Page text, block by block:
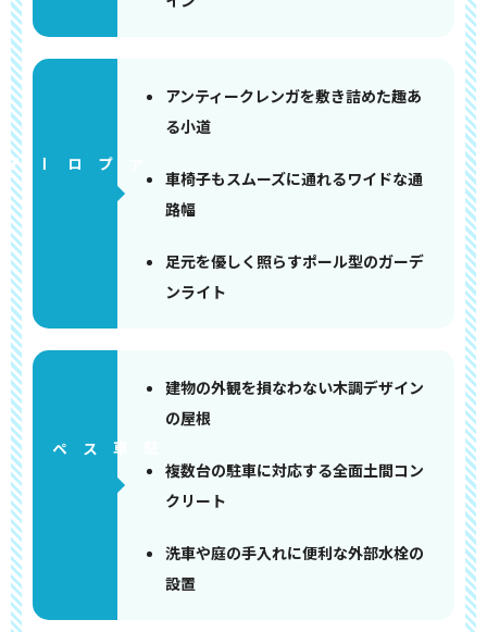
アプローチ
アンティークレンガを敷き詰めた趣あ
る小道
車椅子もスムーズに通れるワイドな通
路幅
足元を優しく照らすポール型のガーデ
ンライト
建物の外観を損なわない木調デザイン
の屋根
複数台の駐車に対応する全面土間コン
クリート
洗車や庭の手入れに便利な外部水栓の
設置